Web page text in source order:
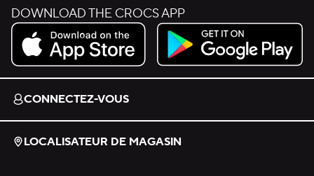
DOWNLOAD THE CROCS APP
Download on the App Store.
Get it on Google Play.
CONNECTEZ-VOUS
LOCALISATEUR DE MAGASIN